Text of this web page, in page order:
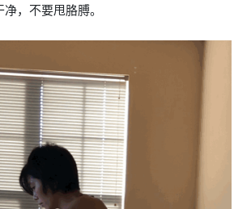
，不要甩胳膊。